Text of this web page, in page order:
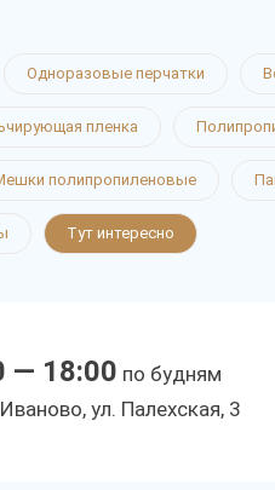
Одноразовые перчатки
пленка
полипропиленовые
Тут интересно
— 18:00 по будням
Иваново, ул. Палехская, 3